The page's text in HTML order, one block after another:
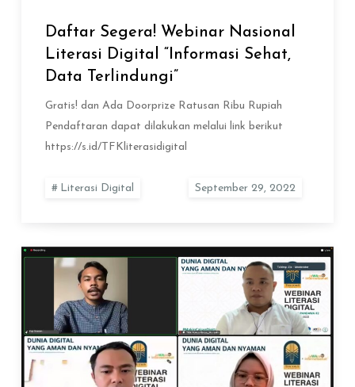
Daftar Segera! Webinar Nasional
Literasi Digital “Informasi Sehat,
Data Terlindungi”
Gratis! dan Ada Doorprize Ratusan Ribu Rupiah
Pendaftaran dapat dilakukan melalui link berikut
https://s.id/TFKliterasidigital
Literasi Digital